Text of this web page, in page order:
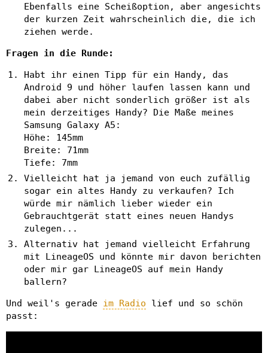
Ebenfalls eine Scheißoption, aber angesichts
der kurzen Zeit wahrscheinlich die, die ich
ziehen werde.
Fragen in die Runde:
Habt ihr einen Tipp für ein Handy, das
Android 9 und höher laufen lassen kann und
dabei aber nicht sonderlich größer ist als
mein derzeitiges Handy? Die Maße meines
Samsung Galaxy A5:
Höhe: 145mm
Breite: 71mm
Tiefe: 7mm
Vielleicht hat ja jemand von euch zufällig
sogar ein altes Handy zu verkaufen? Ich
würde mir nämlich lieber wieder ein
Gebrauchtgerät statt eines neuen Handys
zulegen...
Alternativ hat jemand vielleicht Erfahrung
mit LineageOS und könnte mir davon berichten
oder mir gar LineageOS auf mein Handy
ballern?
Und weil's gerade im Radio lief und so schön
passt: